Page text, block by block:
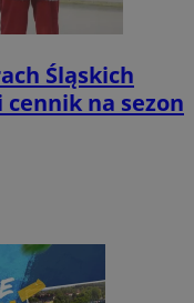
Śląskich
na sezon